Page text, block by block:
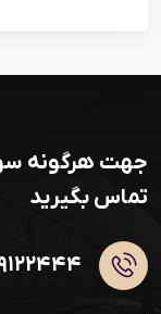
جهت هرگونه
تماس بگیرید